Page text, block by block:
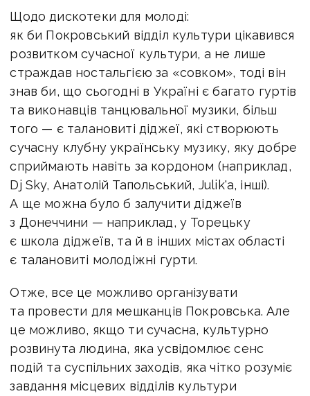
Щодо дискотеки для молоді:
як би Покровський відділ культури цікавився
розвитком сучасної культури, а не лише
страждав ностальгією за «совком», тоді він
знав би, що сьогодні в Україні є багато гуртів
та виконавців танцювальної музики, більш
того — є талановиті діджеї, які створюють
сучасну клубну українську музику, яку добре
сприймають навіть за кордоном (наприклад,
Dj Sky, Анатолій Тапольський, Julik'a, інші).
А ще можна було б залучити діджеїв
з Донеччини — наприклад, у Торецьку
є школа діджеїв, та й в інших містах області
є талановиті молодіжні гурти.
Отже, все це можливо організувати
та провести для мешканців Покровська. Але
це можливо, якщо ти сучасна, культурно
розвинута людина, яка усвідомлює сенс
подій та суспільних заходів, яка чітко розуміє
завдання місцевих відділів культури